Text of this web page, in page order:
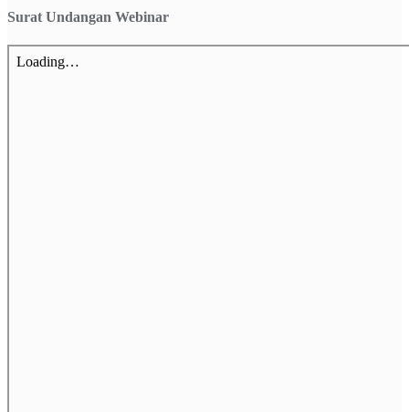
Surat Undangan Webinar